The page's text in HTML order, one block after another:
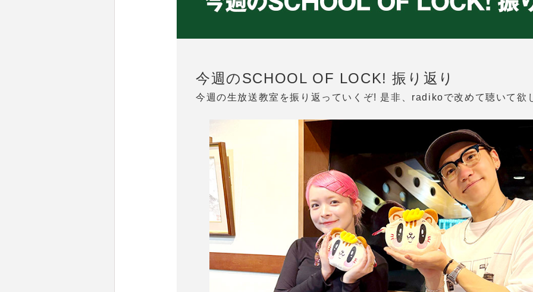
今週のSCHOOL OF LOCK! 振り返り
今週の生放送教室を振り返っていくぞ! 是非、radikoで改めて聴いて欲